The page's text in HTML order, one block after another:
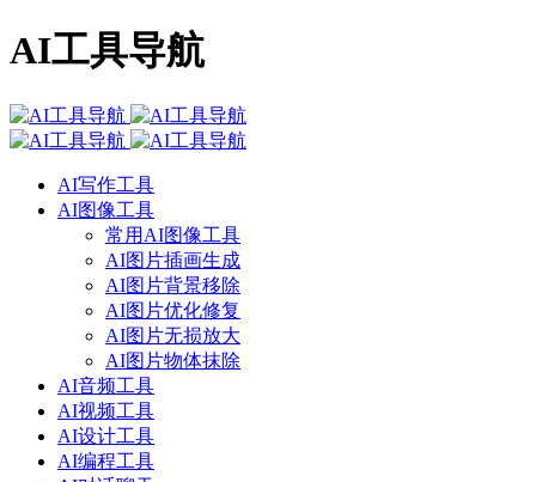
AI工具导航
AI写作工具
AI图像工具
常用AI图像工具
AI图片插画生成
AI图片背景移除
AI图片优化修复
AI图片无损放大
AI图片物体抹除
AI音频工具
AI视频工具
AI设计工具
AI编程工具